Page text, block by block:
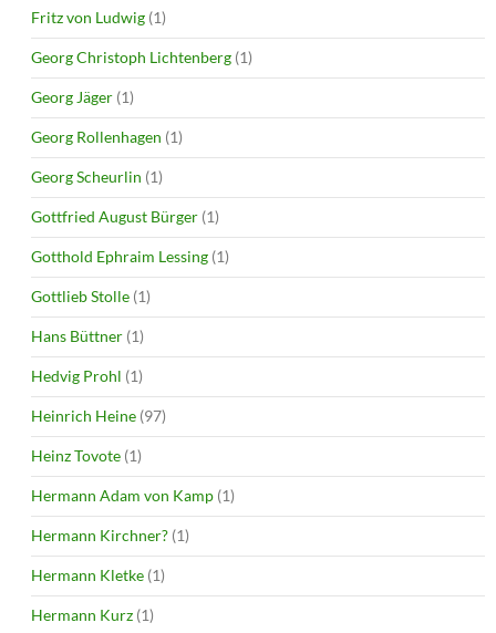
Fritz von Ludwig (1)
Georg Christoph Lichtenberg (1)
Georg Jäger (1)
Georg Rollenhagen (1)
Georg Scheurlin (1)
Gottfried August Bürger (1)
Gotthold Ephraim Lessing (1)
Gottlieb Stolle (1)
Hans Büttner (1)
Hedvig Prohl (1)
Heinrich Heine (97)
Heinz Tovote (1)
Hermann Adam von Kamp (1)
Hermann Kirchner? (1)
Hermann Kletke (1)
Hermann Kurz (1)